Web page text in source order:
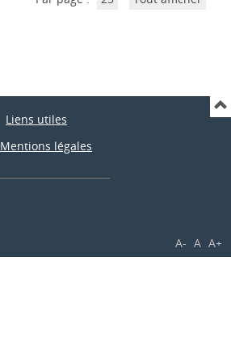
Liens utiles
Mentions légales
A- A A+